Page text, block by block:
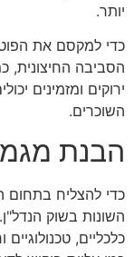
יותר.
כדי למקסם את
הסביבה החיצונית,
ירוקים ומזמינים
השוכרים.
הבנת
כדי להצליח בתחום
השונות בשוק
כלכליים,